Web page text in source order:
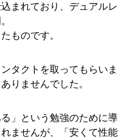
まれており、デュアルレ
ものです。
タクトを取ってもらいま
りませんでした。
」という勉強のために導
ませんが、「安くて性能